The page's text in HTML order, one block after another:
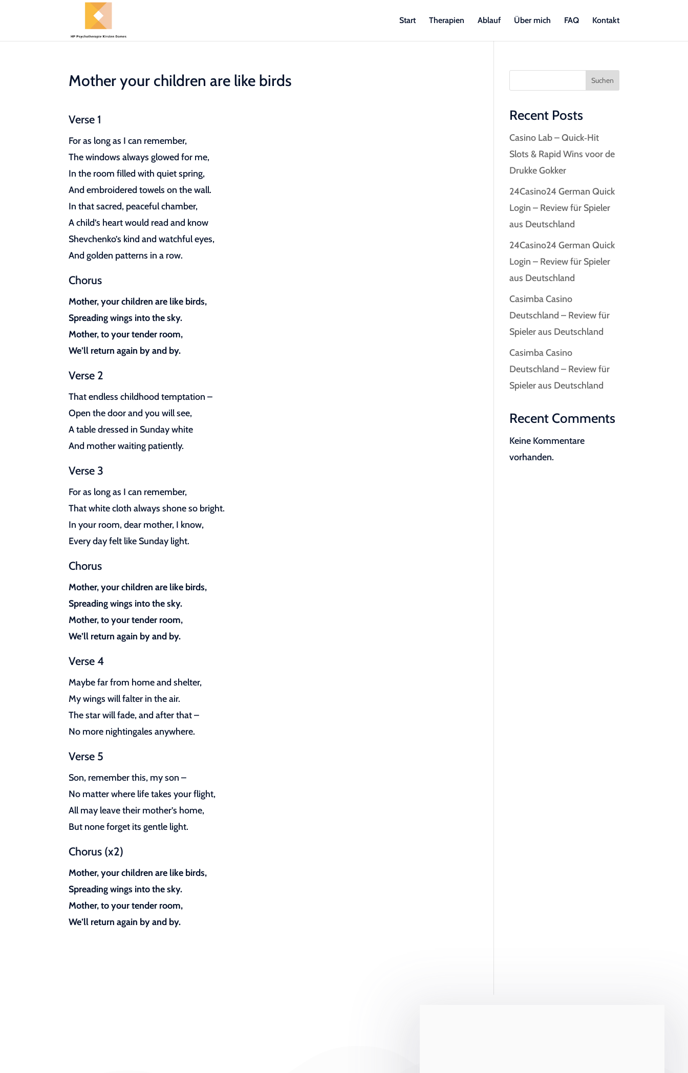
Start Therapien Ablauf Über mich FAQ Kontakt
Mother your children are like birds
Verse 1
For as long as I can remember,
The windows always glowed for me,
In the room filled with quiet spring,
And embroidered towels on the wall.
In that sacred, peaceful chamber,
A child’s heart would read and know
Shevchenko’s kind and watchful eyes,
And golden patterns in a row.
Chorus
Mother, your children are like birds,
Spreading wings into the sky.
Mother, to your tender room,
We’ll return again by and by.
Verse 2
That endless childhood temptation –
Open the door and you will see,
A table dressed in Sunday white
And mother waiting patiently.
Verse 3
For as long as I can remember,
That white cloth always shone so bright.
In your room, dear mother, I know,
Every day felt like Sunday light.
Chorus
Mother, your children are like birds,
Spreading wings into the sky.
Mother, to your tender room,
We’ll return again by and by.
Verse 4
Maybe far from home and shelter,
My wings will falter in the air.
The star will fade, and after that –
No more nightingales anywhere.
Verse 5
Son, remember this, my son –
No matter where life takes your flight,
All may leave their mother’s home,
But none forget its gentle light.
Chorus (x2)
Mother, your children are like birds,
Spreading wings into the sky.
Mother, to your tender room,
We’ll return again by and by.
Suchen
Recent Posts
Casino Lab – Quick‑Hit
Slots & Rapid Wins voor de
Drukke Gokker
24Casino24 German Quick
Login – Review für Spieler
aus Deutschland
24Casino24 German Quick
Login – Review für Spieler
aus Deutschland
Casimba Casino
Deutschland – Review für
Spieler aus Deutschland
Casimba Casino
Deutschland – Review für
Spieler aus Deutschland
Recent Comments
Keine Kommentare
vorhanden.